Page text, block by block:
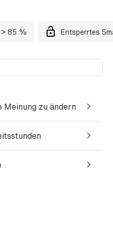
> 85 % Entsperrtes
Meinung zu ändern